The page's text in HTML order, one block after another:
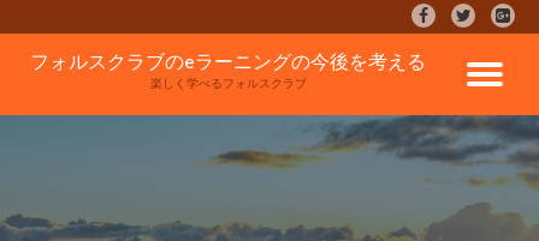
キ
fa-
facebook
fa-
twitter
fa-
plus-
square
ナ
ビ
ゲ
フォルスクラブのeラーニングの今後を考える
楽しく学べるフォルスクラブ